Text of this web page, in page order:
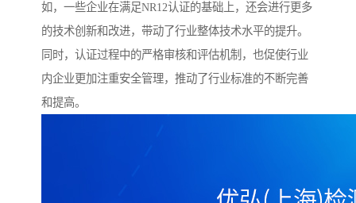
如，一些企业在满足NR12认证的基础上，还会进行更多
的技术创新和改进，带动了行业整体技术水平的提升。
同时，认证过程中的严格审核和评估机制，也促使行业
内企业更加注重安全管理，推动了行业标准的不断完善
和提高。